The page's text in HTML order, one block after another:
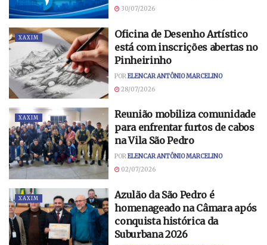
30/07/2026
XAXIM
Oficina de Desenho Artístico
está com inscrições abertas no
Pinheirinho
POR ELENCAR ANTÔNIO MARCELINO
28/07/2026
XAXIM
Reunião mobiliza comunidade
para enfrentar furtos de cabos
na Vila São Pedro
PORELENCAR ANTÔNIO MARCELINO
02/07/2026
XAXIM
Azulão da São Pedro é
homenageado na Câmara após
conquista histórica da
Suburbana 2026